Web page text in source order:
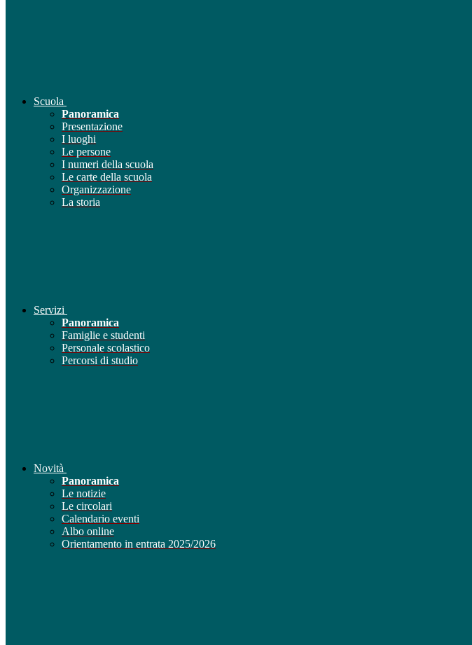
Scuola
Panoramica
Presentazione
I luoghi
Le persone
I numeri della scuola
Le carte della scuola
Organizzazione
La storia
Servizi
Panoramica
Famiglie e studenti
Personale scolastico
Percorsi di studio
Novità
Panoramica
Le notizie
Le circolari
Calendario eventi
Albo online
Orientamento in entrata 2025/2026